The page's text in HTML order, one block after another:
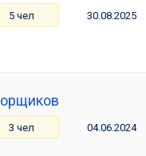
5 чел 30.08.2025
3 чел 04.06.2024